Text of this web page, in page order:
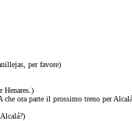
per favore)
Henares.)
ora parte il prossimo treno per Alcalá